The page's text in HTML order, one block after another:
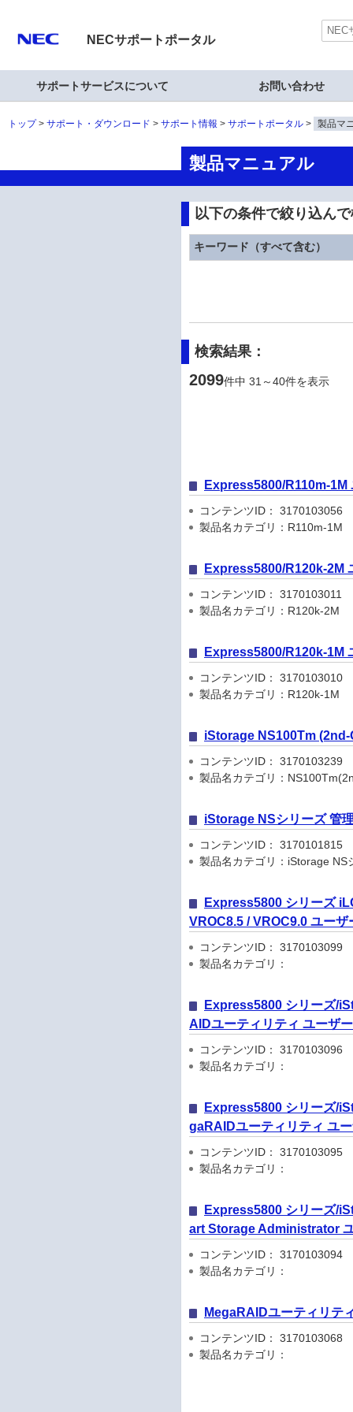
NECサポートポータル
サポートサービスについて お問い合わせ
トップ サポート・ダウンロード サポート情報 サポートポータル 製品マ
製品マニュアル
以下の条件で絞り込ん
キーワード（すべて含む）
検索結果：
2099件中 31～40件を表示
Express5800/R110m-1M
コンテンツID： 3170103056
製品名カテゴリ：R110m-1M
Express5800/R120k-2M
コンテンツID： 3170103011
製品名カテゴリ：R120k-2M
Express5800/R120k-1M
コンテンツID： 3170103010
製品名カテゴリ：R120k-1M
iStorage NS100Tm (2nd-
コンテンツID： 3170103239
製品名カテゴリ：
iStorage NSシリーズ 管
コンテンツID： 3170101815
製品名カテゴリ：iStorage NS
Express5800 シリーズ
VROC8.5 / VROC9.0 ユーザ
コンテンツID： 3170103099
製品名カテゴリ：
Express5800 シリーズ/
AIDユーティリティ ユーザ
コンテンツID： 3170103096
製品名カテゴリ：
Express5800 シリーズ/
gaRAIDユーティリティ ユ
コンテンツID： 3170103095
製品名カテゴリ：
Express5800 シリーズ/
art Storage Administrator
コンテンツID： 3170103094
製品名カテゴリ：
MegaRAIDユーティリテ
コンテンツID： 3170103068
製品名カテゴリ：